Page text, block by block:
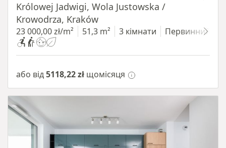
Królowej Jadwigi, Wola Justowska /
Krowodrza, Kraków
23 000,00 zł/m² 51,3 m² 3 кімнати Первинний
або від5118,22 zł щомісяця